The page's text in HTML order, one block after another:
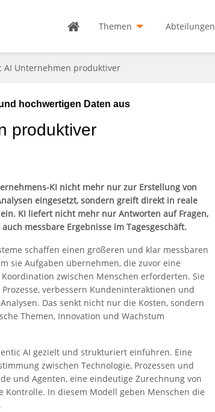
Themen Abteilungen
AI Unternehmen produktiver
hochwertigen Daten aus
produktiver
KI nicht mehr nur zur Erstellung von
eingesetzt, sondern greift direkt in reale
KI liefert nicht mehr nur Antworten auf Fragen,
messbare Ergebnisse im Tagesgeschäft.
schaffen einen größeren und klar messbaren
sie Aufgaben übernehmen, die zuvor eine
zwischen Menschen erforderten. Sie
verbessern Kundeninteraktionen und
Das senkt nicht nur die Kosten, sondern
Themen, Innovation und Wachstum
AI gezielt und strukturiert einführen. Eine
zwischen Technologie, Prozessen und
und Agenten, eine eindeutige Zurechnung von
In diesem Modell geben Menschen die